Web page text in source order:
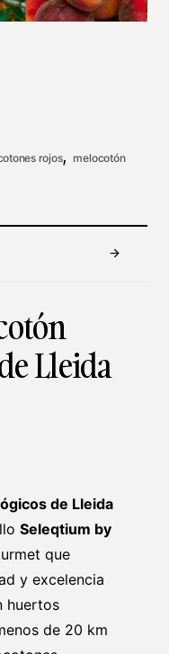
rojos,melocotón
Lleida
de Lleida
Seleqtium by
que
y excelencia
huertos
de 20 km